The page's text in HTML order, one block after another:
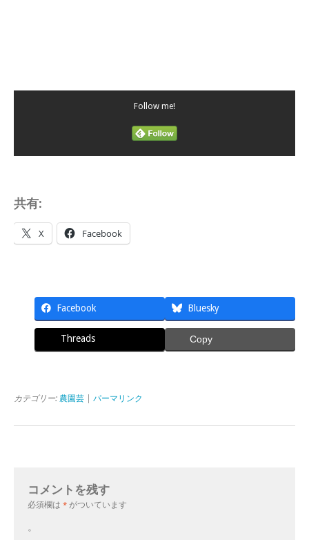
Follow me!
共有:
X Facebook
Facebook Bluesky
Threads Copy
カテゴリー: 農園芸 パーマリンク
コメントを残す
必須欄は * がついています
。